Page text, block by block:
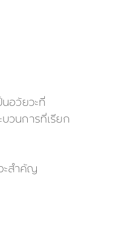
นอวัยวะที่
วนการที่เรียก
ะสำคัญ